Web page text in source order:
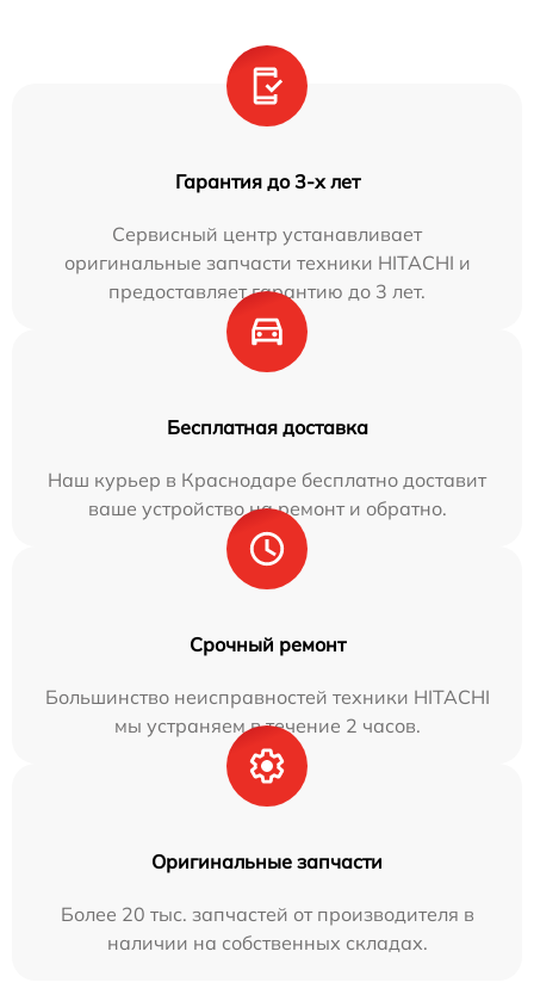
Гарантия до 3-х лет
Сервисный центр устанавливает
оригинальные запчасти техники HITACHI и
предоставляет гарантию до 3 лет.
Бесплатная доставка
Наш курьер в Краснодаре бесплатно доставит
ваше устройство на ремонт и обратно.
Срочный ремонт
Большинство неисправностей техники HITACHI
мы устраняем в течение 2 часов.
Оригинальные запчасти
Более 20 тыс. запчастей от производителя в
наличии на собственных складах.